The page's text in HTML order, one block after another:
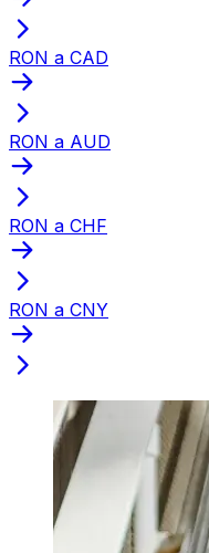
RON a CAD
RON a AUD
RON a CHF
RON a CNY